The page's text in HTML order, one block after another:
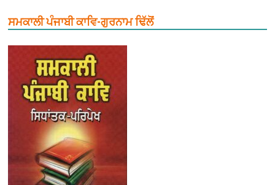
ਸਮਕਾਲੀ ਪੰਜਾਬੀ ਕਾਵਿ-ਗੁਰਨਾਮ ਢਿੱਲੋਂ